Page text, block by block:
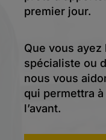
premier jour.
Que vous ayez
spécialiste ou
nous vous
qui permettra
l’avant.